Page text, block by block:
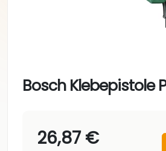
Bosch Klebepistole
26,87 €